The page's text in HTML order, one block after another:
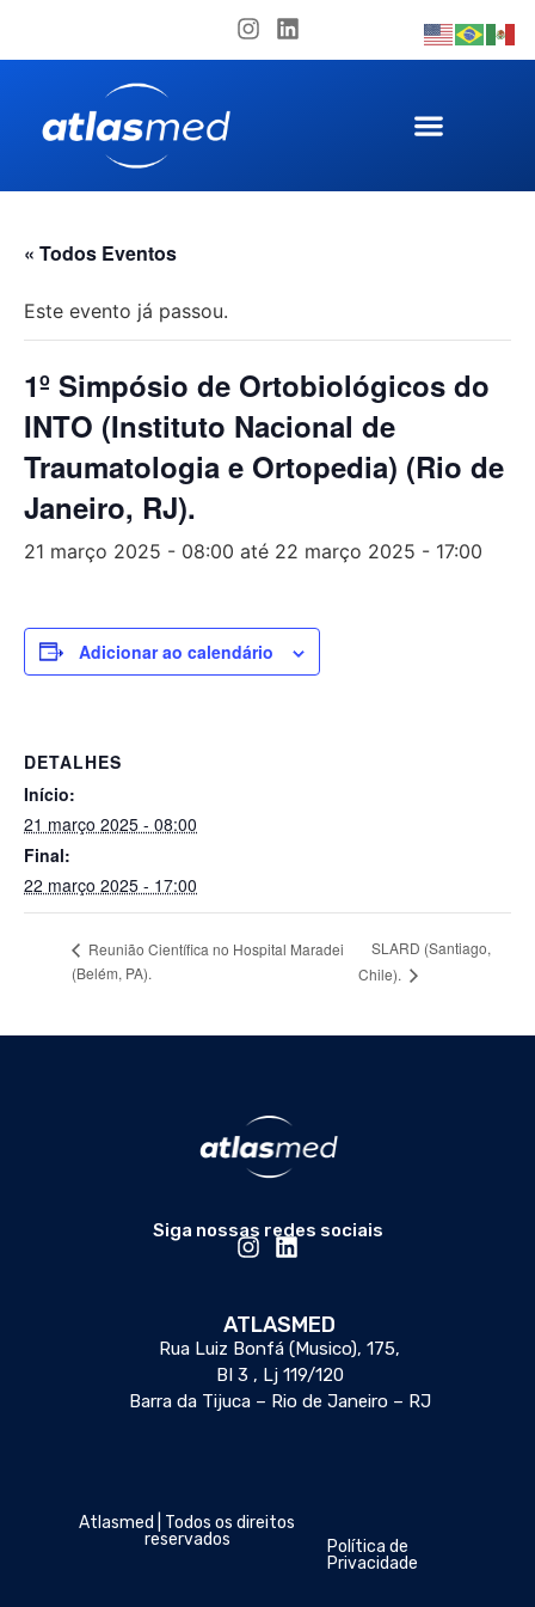
« Todos Eventos
Este evento já passou.
1º Simpósio de Ortobiológicos do
INTO (Instituto Nacional de
Traumatologia e Ortopedia) (Rio de
Janeiro, RJ).
21 março 2025 - 08:00 até 22 março 2025 - 17:00
Adicionar ao calendário
DETALHES
Início:
21 março 2025 - 08:00
Final:
22 março 2025 - 17:00
Reunião Científica no Hospital Maradei
(Belém, PA).
SLARD (Santiago,
Chile).
Siga nossas redes sociais
ATLASMED
Rua Luiz Bonfá (Musico), 175,
BI 3 , Lj 119/120
Barra da Tijuca – Rio de Janeiro – RJ
Atlasmed | Todos os direitos
reservados
Política de
Privacidade